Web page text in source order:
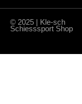
© 2025 | Kle-sch
Schiesssport Shop